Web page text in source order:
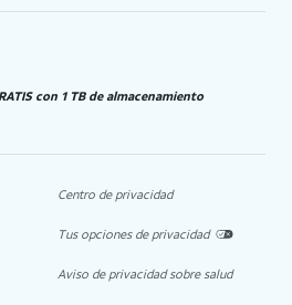
con 1 TB de almacenamiento
Centro de privacidad
Tus opciones de privacidad
Aviso de privacidad sobre salud